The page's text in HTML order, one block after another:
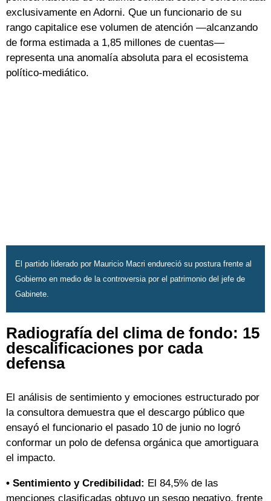
exclusivamente en Adorni. Que un funcionario de su
rango capitalice ese volumen de atención —alcanzando
de forma estimada a 1,85 millones de cuentas—
representa una anomalía absoluta para el ecosistema
político-mediático.
El partido liderado por Mauricio Macri endureció su postura frente al
Gobierno en medio de la controversia por el patrimonio del jefe de
Gabinete.
Radiografía del clima de fondo: 15
descalificaciones por cada
defensa
El análisis de sentimiento y emociones estructurado por
la consultora demuestra que el descargo público que
ensayó el funcionario el pasado 10 de junio no logró
conformar un polo de defensa orgánica que amortiguara
el impacto.
• Sentimiento y Credibilidad: El 84,5% de las
menciones clasificadas obtuvo un sesgo negativo, frente